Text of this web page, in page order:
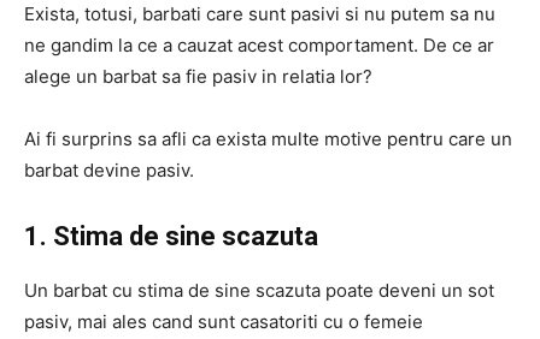
Exista, totusi, barbati care sunt pasivi si nu putem sa nu
ne gandim la ce a cauzat acest comportament. De ce ar
alege un barbat sa fie pasiv in relatia lor?
Ai fi surprins sa afli ca exista multe motive pentru care un
barbat devine pasiv.
1. Stima de sine scazuta
Un barbat cu stima de sine scazuta poate deveni un sot
pasiv, mai ales cand sunt casatoriti cu o femeie